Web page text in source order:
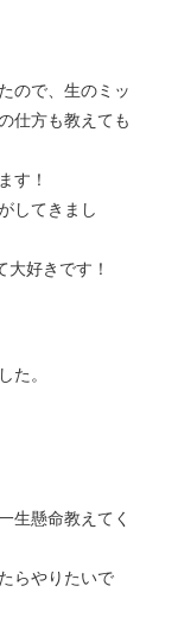
ので、生のミッ
仕方も教えても
す！
してきまし
好きです！
。
生懸命教えてく
らやりたいで